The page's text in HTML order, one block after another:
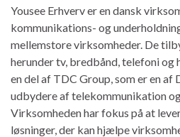
Yousee Erhverv er en dansk
kommunikations- og
mellemstore virksomheder. De
herunder tv, bredbånd, telefoni og
en del af TDC Group, som er en af
udbydere af telekommunikation
Virksomheden har fokus på at
løsninger, der kan hjælpe